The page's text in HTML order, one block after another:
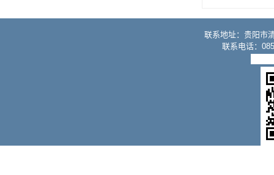
联系地址：贵阳
联系电话：